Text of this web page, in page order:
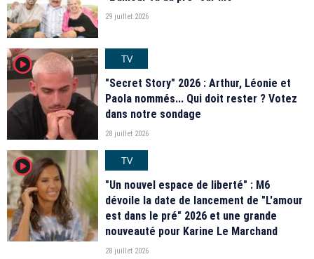
29 juillet 2026
player2
TV
"Secret Story" 2026 : Arthur, Léonie et
Paola nommés... Qui doit rester ? Votez
dans notre sondage
28 juillet 2026
player2
TV
"Un nouvel espace de liberté" : M6
dévoile la date de lancement de "L'amour
est dans le pré" 2026 et une grande
nouveauté pour Karine Le Marchand
28 juillet 2026